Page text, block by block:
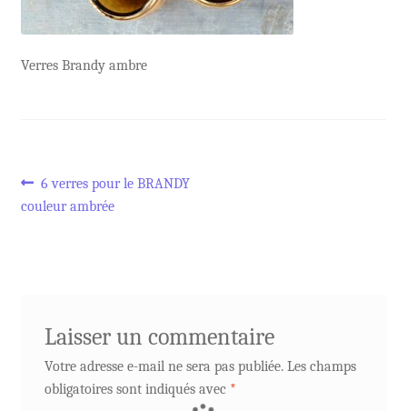
Verres Brandy ambre
Navigation
Article
précédent :
6 verres pour le BRANDY
couleur ambrée
Laisser un commentaire
Votre adresse e-mail ne sera pas publiée. Les champs
obligatoires sont indiqués avec *